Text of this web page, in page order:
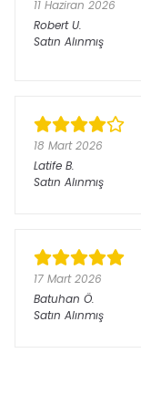
11 Haziran 2026
Robert U.
Satın Alınmış
18 Mart 2026
Latife B.
Satın Alınmış
17 Mart 2026
Batuhan Ö.
Satın Alınmış